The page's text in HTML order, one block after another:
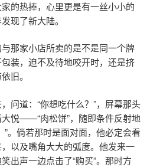
的热捧，心里更是有一丝小小的
现了新大陆。
那家小店所卖的是不是同一个牌
装，迫不及待地咬开时，还是挤
旧。
问道：“你想吃什么？”，屏幕那头
悦——“肉松饼”，随即条件反射地
”。倘若那时是面对面，他必定会看
以及嘴角大大的弧度。他发来一
出声一边点击了“购买”。那时方